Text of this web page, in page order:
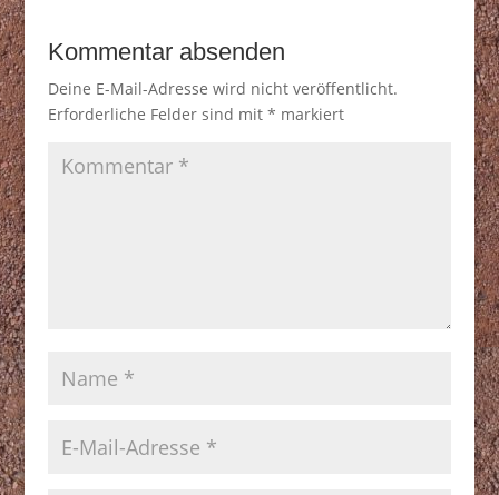
Kommentar absenden
Deine E-Mail-Adresse wird nicht veröffentlicht.
Erforderliche Felder sind mit * markiert